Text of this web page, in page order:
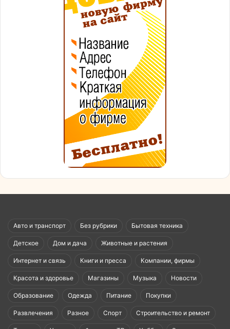
Авто и транспорт Без рубрики Бытовая техника
Детское Дом и дача Животные и растения
Интернет и связь Книги и пресса Компании, фирмы
Красота и здоровье Магазины Музыка Новости
Образование Одежда Питание Покупки
Развлечения Разное Спорт Строительство и ремонт